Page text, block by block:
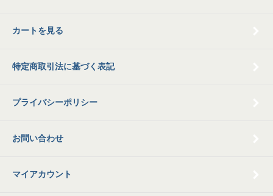
カートを見る
特定商取引法に基づく表記
プライバシーポリシー
お問い合わせ
マイアカウント